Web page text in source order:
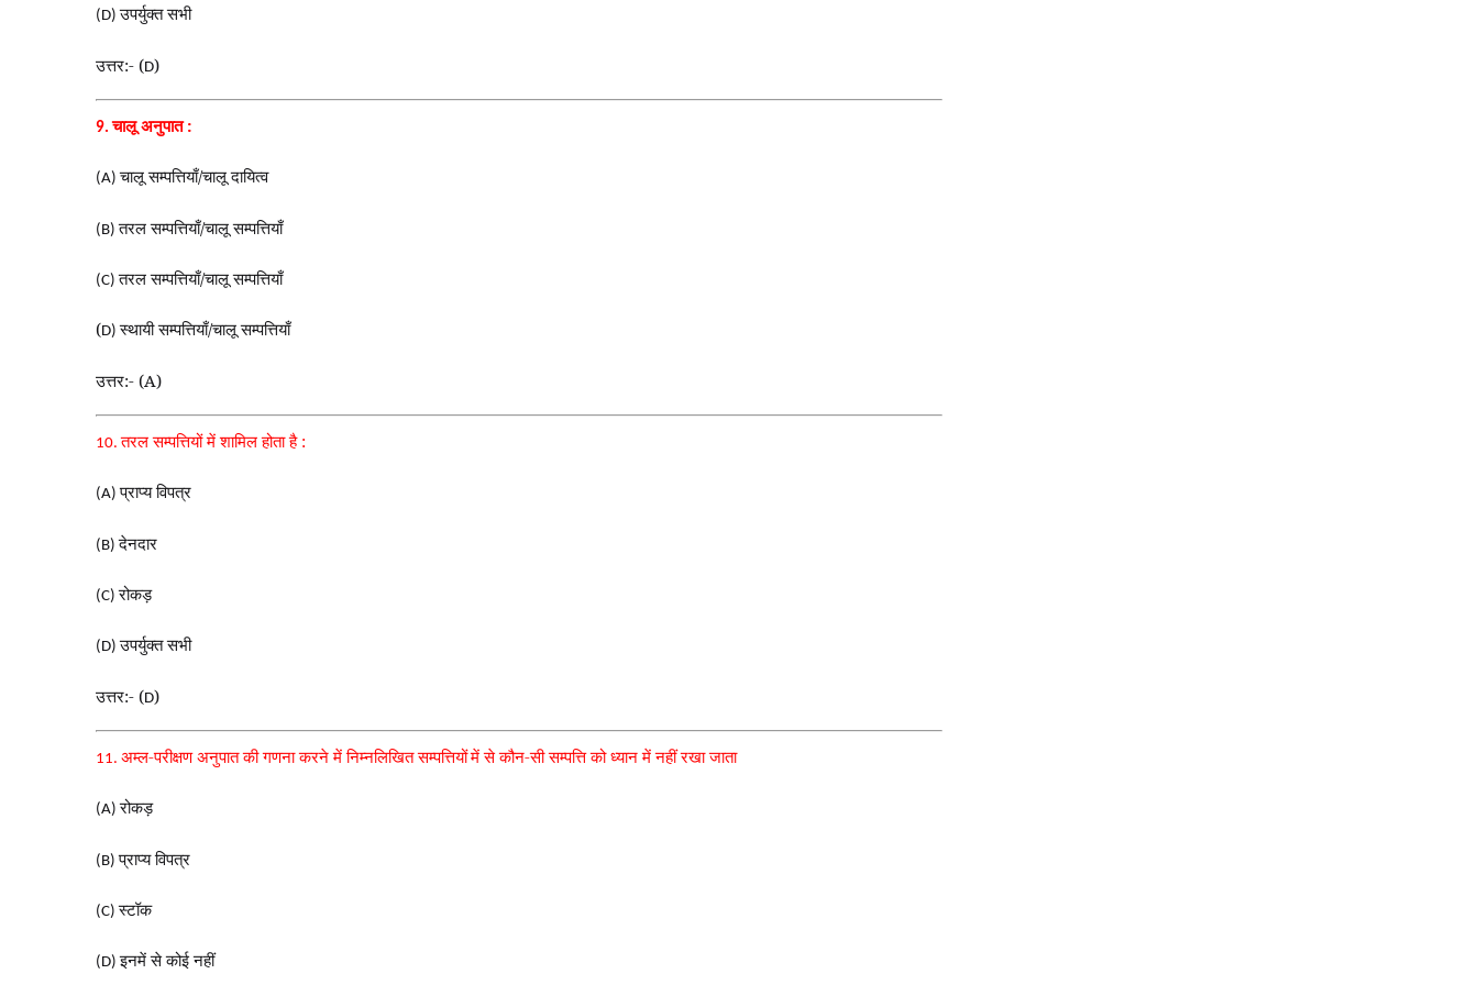
(D)उपर्युक्त सभी
उत्तर:- (D)
9.चालू अनुपात :
(A)चालू सम्पत्तियाँ/चालू दायित्व
(B)तरल सम्पत्तियाँ/चालू सम्पत्तियाँ
(C)तरल सम्पत्तियाँ/चालू सम्पत्तियाँ
(D)स्थायी सम्पत्तियाँ/चालू सम्पत्तियाँ
उत्तर:- (A)
10.तरल सम्पत्तियों में शामिल होता है :
(A)प्राप्य विपत्र
(B)देनदार
(C)रोकड़
(D)उपर्युक्त सभी
उत्तर:- (D)
11. अम्ल-परीक्षण अनुपात की गणना करने में निम्नलिखित सम्पत्तियोंमें से कौन-सी सम्पत्ति को ध्यान में नहीं रखा जाता
(A)रोकड़
(B)प्राप्य विपत्र
(C)स्टॉक
(D)इनमें से कोई नहीं